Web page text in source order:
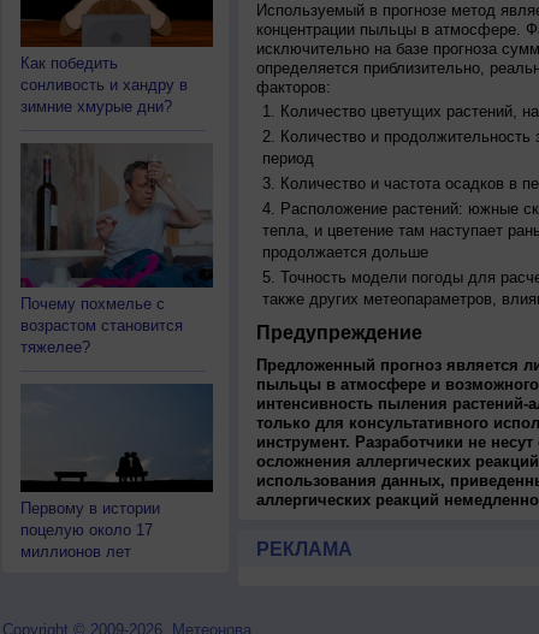
Как победить
сонливость и хандру в
зимние хмурые дни?
Почему похмелье с
возрастом становится
тяжелее?
Первому в истории
поцелую около 17
миллионов лет
Используемый в прогнозе метод
концентрации пыльцы в атмосфере.
исключительно на базе прогноза
определяется приблизительно,
факторов:
Количество цветущих растений,
Количество и продолжительность
период
Количество и частота осадков в
Расположение растений: южные
тепла, и цветение там наступает
продолжается дольше
Точность модели погоды для
также других метеопараметров,
Предупреждение
Предложенный прогноз является
пыльцы в атмосфере и
интенсивность пыления растений-
только для консультативного
инструмент. Разработчики не
осложнения аллергических
использования данных,
аллергических реакций
РЕКЛАМА
Copyright © 2009-2026, Метеонова